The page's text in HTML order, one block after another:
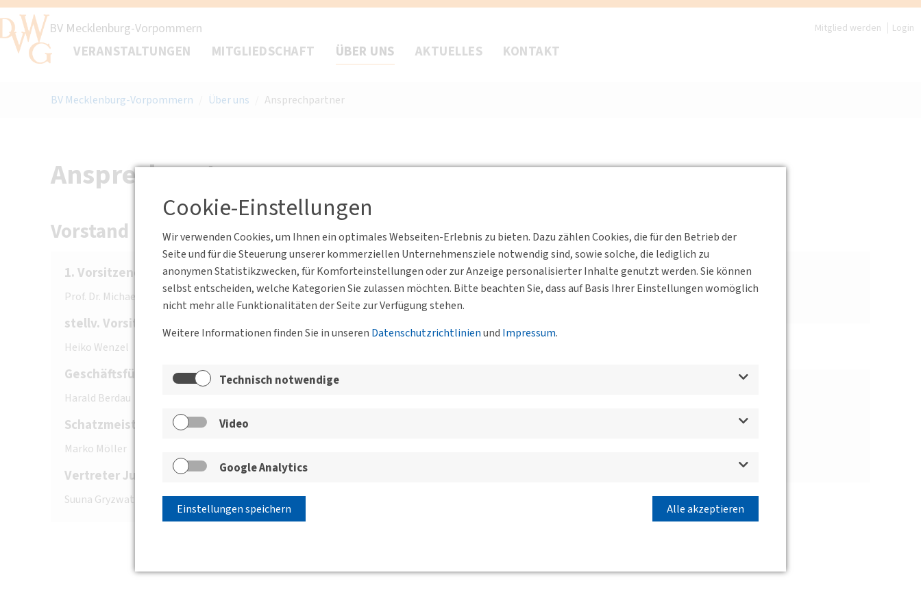
Cookie-Einstellungen
Wir verwenden Cookies, um Ihnen ein optimales Webseiten-Erlebnis zu bieten. Dazu zählen Cookies, die für den Betrieb der
Seite und für die Steuerung unserer kommerziellen Unternehmensziele notwendig sind, sowie solche, die lediglich zu
anonymen Statistikzwecken, für Komforteinstellungen oder zur Anzeige personalisierter Inhalte genutzt werden. Sie können
selbst entscheiden, welche Kategorien Sie zulassen möchten. Bitte beachten Sie, dass auf Basis Ihrer Einstellungen womöglich
nicht mehr alle Funktionalitäten der Seite zur Verfügung stehen.
Weitere Informationen finden Sie in unseren Datenschutzrichtlinienund Impressum.
Technisch notwendige
Video
Google Analytics
Einstellungen speichern Alle akzeptieren
BV Mecklenburg-Vorpommern Mitglied werden Login
VERANSTALTUNGEN MITGLIEDSCHAFT ÜBER UNS AKTUELLES KONTAKT
BV Mecklenburg-Vorpommern Über uns Ansprechpartner
Ansprechpartner
Vorstand
1. Vorsitzender:
Prof. Dr. Michael Baldauf
stellv. Vorsitzender:
Heiko Wenzel
Geschäftsführer:
Harald Berdau
Schatzmeister:
Marko Möller
Vertreter Junges Forum MV:
Suuna Gryzwatz
Geschäftsführung
Harald Berdau